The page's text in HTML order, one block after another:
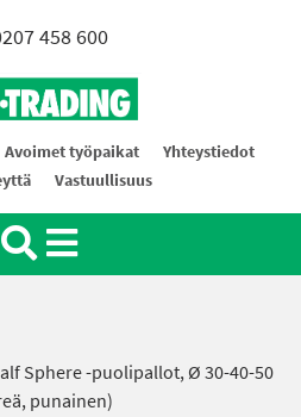
458 600
Ab
Avoimet työpaikat
Yhteystiedot
Vastuullisuus
Sphere -puolipallot, Ø 30-40-50
punainen)